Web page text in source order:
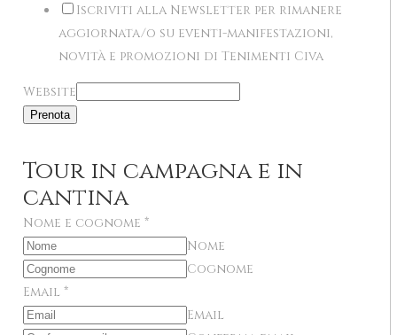
Iscriviti alla Newsletter per rimanere
aggiornata/o su eventi-manifestazioni,
novità e promozioni di Tenimenti Civa
Website
Prenota
Tour in campagna e in
cantina
Nome e cognome *
Nome
Cognome
Email *
Email